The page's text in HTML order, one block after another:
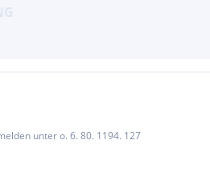
unter o. 6. 80. 1194. 127